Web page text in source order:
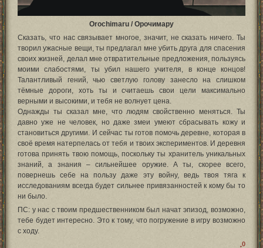
Orochimaru / Орочимару
Сказать, что нас связывает многое, значит, не сказать ничего. Ты
творил ужасные вещи, ты предлагал мне убить друга для спасения
своих жизней, делал мне отвратительные предложения, пользуясь
моими слабостями, ты убил нашего учителя, в конце концов!
Талантливый гений, чью светлую голову занесло на слишком
тёмные дороги, хоть ты и считаешь свои цели максимально
верными и высокими, и тебя не волнует цена.
Однажды ты сказал мне, что людям свойственно меняться. Ты
давно уже не человек, но даже змеи умеют сбрасывать кожу и
становиться другими. И сейчас ты готов помочь деревне, которая в
своё время натерпелась от тебя и твоих экспериментов. И деревня
готова принять твою помощь, поскольку ты хранитель уникальных
знаний, а знания – сильнейшее оружие. А ты, скорее всего,
повернешь себе на пользу даже эту войну, ведь твоя тяга к
исследованиям всегда будет сильнее привязанностей к кому бы то
ни было.
ПС: у нас с твоим предшественником был начат эпизод, возможно,
тебе будет интересно. Это к тому, что погружение в игру возможно
с ходу.
0